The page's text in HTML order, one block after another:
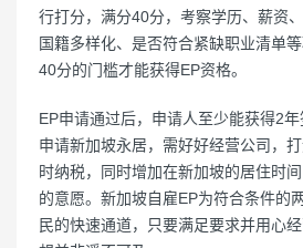
行打分，满分40分，考察学历、薪资
国籍多样化、是否符合紧缺职业清单
40分的门槛才能获得EP资格。
EP申请通过后，申请人至少能获得2
申请新加坡永居，需好好经营公司，
时纳税，同时增加在新加坡的居住时
的意愿。新加坡自雇EP为符合条件的
民的快速通道，只要满足要求并用心